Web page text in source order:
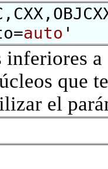
auto '
inferiores a
que
el